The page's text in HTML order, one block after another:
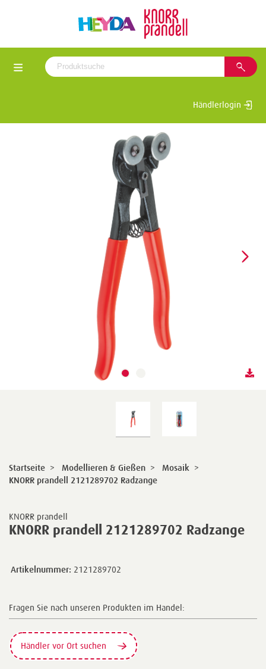
Händlerlogin
KNORR prandell
KNORR prandell 2121289702 Radzange
Startseite > Modellieren & Gießen > Mosaik >
KNORR prandell 2121289702 Radzange
Artikelnummer: 2121289702
Fragen Sie nach unseren Produkten im Handel:
Händler vor Ort suchen